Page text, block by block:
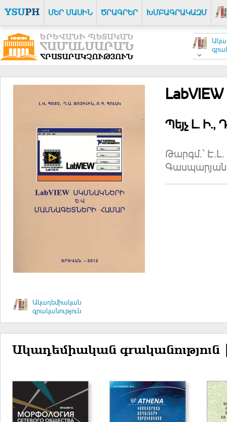
ՄԵՐ ՄԱՍԻՆ ԾՐԱԳՐԵՐ ԽՄԲԱԳՐԱԿԱԶՄ
Ակադեմիական
գրականություն
Պեյչ Լ. Ի.,
Թարգմ.՝
Ակադեմիական